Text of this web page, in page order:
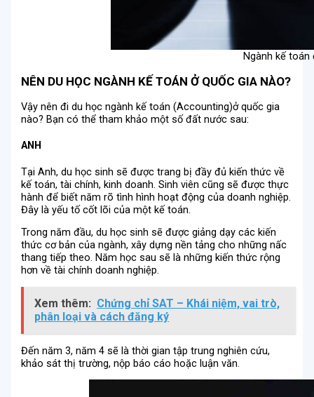
Ngành kế
NÊN DU HỌC NGÀNH KẾ TOÁN Ở QUỐC GIA NÀO?
Vậy nên đi du học ngành kế toán (Accounting)ở quốc gia
nào? Bạn có thể tham khảo một số đất nước sau:
ANH
Tại Anh, du học sinh sẽ được trang bị đầy đủ kiến thức về
kế toán, tài chính, kinh doanh. Sinh viên cũng sẽ được thực
hành để biết năm rõ tình hình hoạt động của doanh nghiệp.
Đây là yếu tố cốt lõi của một kế toán.
Trong năm đầu, du học sinh sẽ được giảng dạy các kiến
thức cơ bản của ngành, xây dựng nền tảng cho những nấc
thang tiếp theo. Năm học sau sẽ là những kiến thức rộng
hơn về tài chính doanh nghiệp.
Xem thêm: Chứng chỉ SAT – Khái niệm, vai trò,
phân loại và cách đăng ký
Đến năm 3, năm 4 sẽ là thời gian tập trung nghiên cứu,
khảo sát thị trường, nộp báo cáo hoặc luận văn.